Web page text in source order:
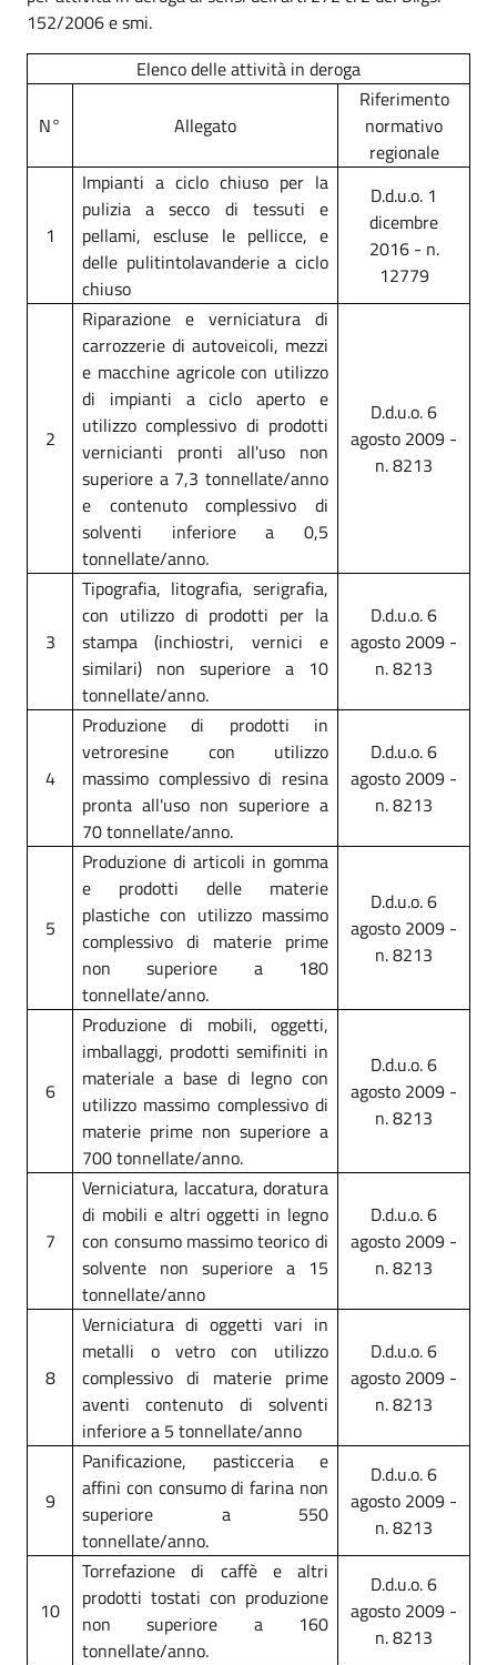
152/2006 e smi.
Elenco delle attività in deroga
N° Allegato
Riferimento
normativo
regionale
1
Impianti a ciclo chiuso per la
pulizia a secco di tessuti e
pellami, escluse le pellicce, e
delle pulitintolavanderie a ciclo
chiuso
D.d.u.o. 1
dicembre
2016 - n.
12779
2
Riparazione e verniciatura di
carrozzerie di autoveicoli, mezzi
e macchine agricole con utilizzo
di impianti a ciclo aperto e
utilizzo complessivo di prodotti
vernicianti pronti all'uso non
superiore a 7,3 tonnellate/anno
e contenuto complessivo di
solventi inferiore a 0,5
tonnellate/anno.
D.d.u.o. 6
agosto 2009 -
n. 8213
3
Tipografia, litografia, serigrafia,
con utilizzo di prodotti per la
stampa (inchiostri, vernici e
similari) non superiore a 10
tonnellate/anno.
D.d.u.o. 6
agosto 2009 -
n. 8213
4
Produzione di prodotti in
vetroresine con utilizzo
massimo complessivo di resina
pronta all'uso non superiore a
70 tonnellate/anno.
D.d.u.o. 6
agosto 2009 -
n. 8213
5
Produzione di articoli in gomma
e prodotti delle materie
plastiche con utilizzo massimo
complessivo di materie prime
non superiore a 180
tonnellate/anno.
D.d.u.o. 6
agosto 2009 -
n. 8213
6
Produzione di mobili, oggetti,
imballaggi, prodotti semifiniti in
materiale a base di legno con
utilizzo massimo complessivo di
materie prime non superiore a
700 tonnellate/anno.
D.d.u.o. 6
agosto 2009 -
n. 8213
7
Verniciatura, laccatura, doratura
di mobili e altri oggetti in legno
con consumo massimo teorico di
solvente non superiore a 15
tonnellate/anno
D.d.u.o. 6
agosto 2009 -
n. 8213
8
Verniciatura di oggetti vari in
metalli o vetro con utilizzo
complessivo di materie prime
aventi contenuto di solventi
inferiore a 5 tonnellate/anno
D.d.u.o. 6
agosto 2009 -
n. 8213
9
Panificazione, pasticceria e
affini con consumo di farina non
superiore a 550
tonnellate/anno.
D.d.u.o. 6
agosto 2009 -
n. 8213
10
Torrefazione di caffè e altri
prodotti tostati con produzione
non superiore a 160
tonnellate/anno.
D.d.u.o. 6
agosto 2009 -
n. 8213